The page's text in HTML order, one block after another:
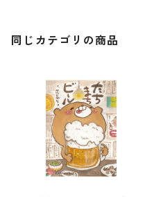
同じカテゴリの商品